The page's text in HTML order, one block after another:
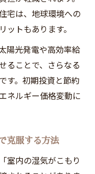
宅は、地球環境への
トもあります。
陽光発電や高効率給
ることで、さらなる
す。初期投資と節約
ネルギー価格変動に
克服する方法
室内の湿気がこもり